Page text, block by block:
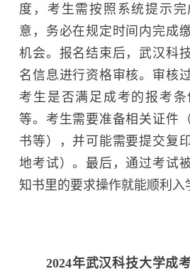
度，考生需按照系统提示
意，务必在规定时间内完成
机会。报名结束后，武汉科
名信息进行资格审核。审核
考生是否满足成考的报考
等。考生需要准备相关证件
书等），并可能需要提交复
地考试）。最后，通过考试
知书里的要求操作就能顺利入
2024年武汉科技大学成